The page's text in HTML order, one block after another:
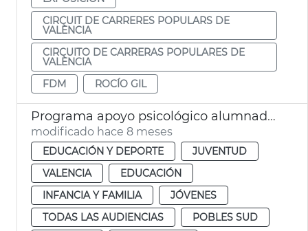
CIRCUIT DE CARRERES POPULARS DE
VALÈNCIA
CIRCUITO DE CARRERAS POPULARES DE
VALÈNCIA
FDM
ROCÍO GIL
Programa apoyo psicológico alumnado dana València
modificado hace 8 meses
EDUCACIÓN Y DEPORTE
JUVENTUD
VALENCIA
EDUCACIÓN
INFANCIA Y FAMILIA
JÓVENES
TODAS LAS AUDIENCIAS
POBLES SUD